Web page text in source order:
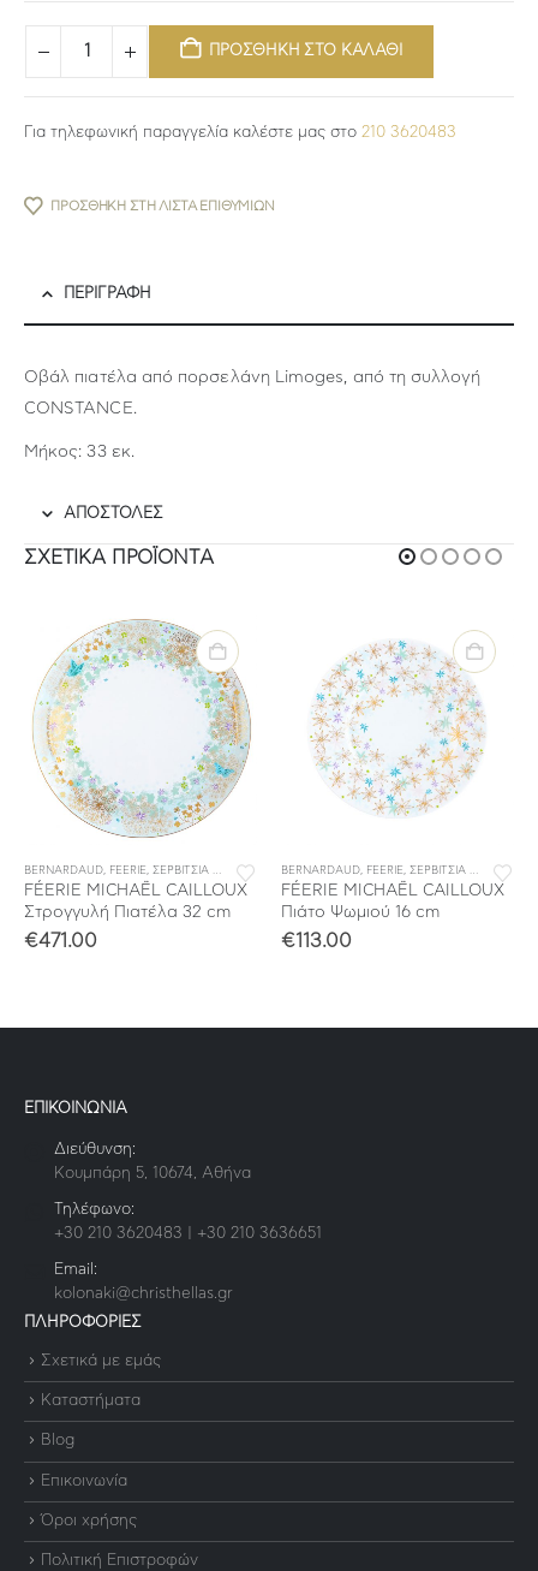
ΠΡΟΣΘΗΚΗ ΣΤΟ ΚΑΛΑΘΙ
Για τηλεφωνική παραγγελία καλέστε μας στο 210 3620483
ΠΡΟΣΘΉΚΗ ΣΤΗ ΛΊΣΤΑ ΕΠΙΘΥΜΙΏΝ
ΠΕΡΙΓΡΑΦΉ
Οβάλ πιατέλα από πορσελάνη Limoges, από τη συλλογή
CONSTANCE.
Μήκος: 33 εκ.
ΑΠΟΣΤΟΛΕΣ
ΣΧΕΤΙΚΆ ΠΡΟΪΌΝΤΑ
,ΣΕΡΒΙΤΣΙΑ ΦΑΓΗΤΟΥ
BERNARDAUD, FEERIE, ΣΕΡΒΙΤΣΙΑ ΠΟΡΣΕΛΑΝΗΣ ,ΣΕΡΒΙΤΣΙΑ ΦΑΓΗΤΟΥ
FÉERIE MICHAËL CAILLOUX
Στρογγυλή Πιατέλα 32 cm
€471.00
BERNARDAUD, FEERIE, ΣΕΡΒΙΤΣΙΑ ΠΟΡΣΕΛΑΝΗΣ
FÉERIE MICHAËL CAILLOUX
Πιάτο Ψωμιού 16 cm
€113.00
ΕΠΙΚΟΙΝΩΝΙΑ
Διεύθυνση:
Κουμπάρη 5, 10674, Αθήνα
Τηλέφωνο:
+30 210 3620483 | +30 210 3636651
Email:
kolonaki@christhellas.gr
ΠΛΗΡΟΦΟΡΙΕΣ
Σχετικά με εμάς
Καταστήματα
Blog
Επικοινωνία
Όροι χρήσης
Πολιτική Επιστροφών